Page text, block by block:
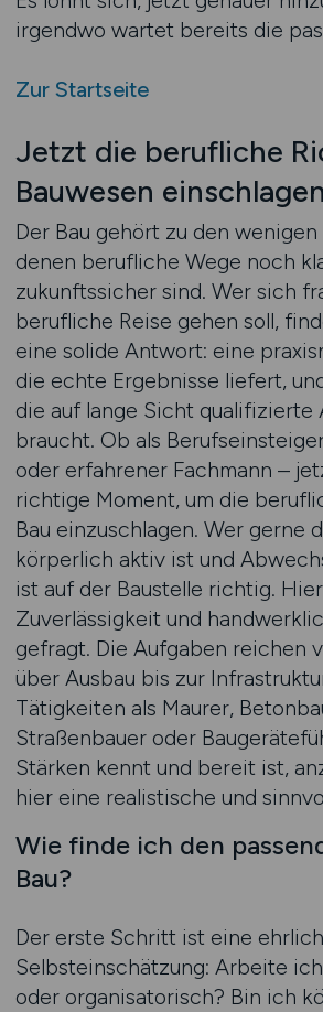
irgendwo wartet bereits die
Zur Startseite
Jetzt die berufliche
Bauwesen einschlagen
Der Bau gehört zu den
denen berufliche Wege noch
zukunftssicher sind. Wer sich
berufliche Reise gehen soll,
eine solide Antwort: eine
die echte Ergebnisse liefert,
die auf lange Sicht qualifizierte
braucht. Ob als
oder erfahrener Fachmann –
richtige Moment, um die
Bau einzuschlagen. Wer gerne
körperlich aktiv ist und
ist auf der Baustelle richtig.
Zuverlässigkeit und
gefragt. Die Aufgaben reichen
über Ausbau bis zur
Tätigkeiten als Maurer,
Straßenbauer oder
Stärken kennt und bereit ist,
hier eine realistische und
Wie finde ich den
Bau?
Der erste Schritt ist eine
Selbsteinschätzung: Arbeite
oder organisatorisch? Bin ich